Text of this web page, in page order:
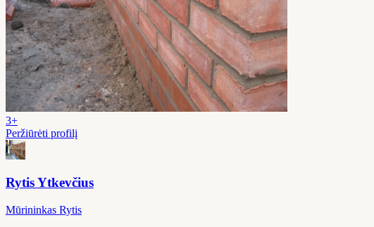
3+
Peržiūrėti profilį
Rytis Ytkevčius
Mūrininkas Rytis